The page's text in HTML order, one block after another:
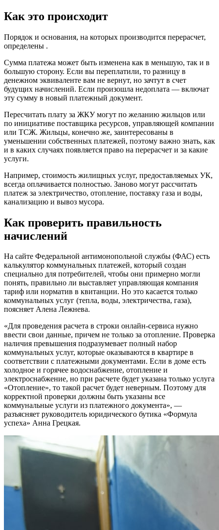
Как это происходит
Порядок и основания, на которых производится перерасчет,
определены .
Сумма платежа может быть изменена как в меньшую, так и в
большую сторону. Если вы переплатили, то разницу в
денежном эквиваленте вам не вернут, но зачтут в счет
будущих начислений. Если произошла недоплата — включат
эту сумму в новый платежный документ.
Пересчитать плату за ЖКУ могут по желанию жильцов или
по инициативе поставщика ресурсов, управляющей компании
или ТСЖ. Жильцы, конечно же, заинтересованы в
уменьшении собственных платежей, поэтому важно знать, как
и в каких случаях появляется право на перерасчет и за какие
услуги.
Например, стоимость жилищных услуг, предоставляемых УК,
всегда оплачивается полностью. Заново могут рассчитать
платеж за электричество, отопление, поставку газа и воды,
канализацию и вывоз мусора.
Как проверить правильность
начислений
На сайте Федеральной антимонопольной службы (ФАС) есть
калькулятор коммунальных платежей, который создан
специально для потребителей, чтобы они примерно могли
понять, правильно ли выставляет управляющая компания
тариф или норматив в квитанции. Но это касается только
коммунальных услуг (тепла, воды, электричества, газа),
поясняет Алена Лежнева.
«Для проведения расчета в строки онлайн-сервиса нужно
ввести свои данные, причем не только за отопление. Проверка
наличия превышения подразумевает полный набор
коммунальных услуг, которые оказываются в квартире в
соответствии с платежными документами. Если в доме есть
холодное и горячее водоснабжение, отопление и
электроснабжение, но при расчете будет указана только услуга
«Отопление», то такой расчет будет неверным. Поэтому для
корректной проверки должны быть указаны все
коммунальные услуги из платежного документа», —
разъясняет руководитель юридического бутика «Формула
успеха» Анна Грецкая.